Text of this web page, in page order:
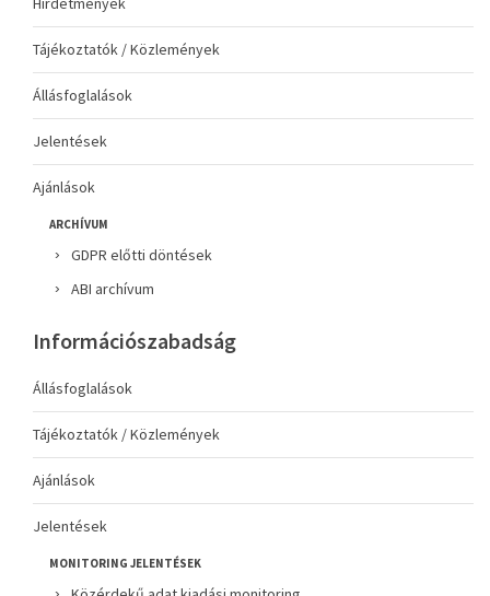
Tájékoztatók / Közlemények
Állásfoglalások
Jelentések
Ajánlások
ARCHÍVUM
GDPR előtti döntések
ABI archívum
Információszabadság
Állásfoglalások
Tájékoztatók / Közlemények
Ajánlások
Jelentések
MONITORING JELENTÉSEK